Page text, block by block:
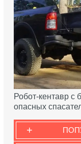
Робот-кентавр
опасных
+